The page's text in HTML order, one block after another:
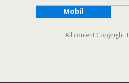
Mobil
All content Copyright